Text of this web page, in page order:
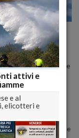
28 30
14:27
voglio esprimere
e a quelli
nota Antonio de
la prima
al rapporto tra la
e sulla condivisione
attivi e
e al
elicotteri e